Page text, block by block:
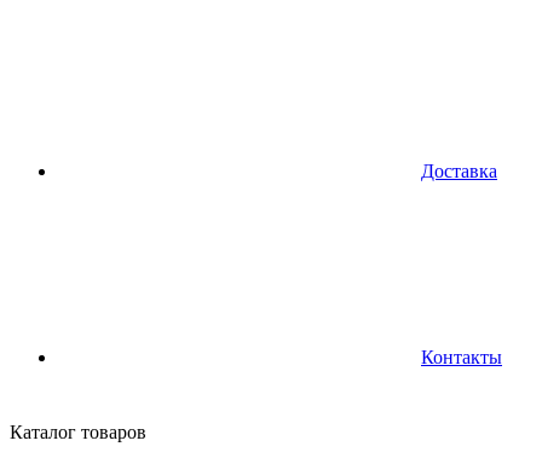
Доставка
Контакты
Каталог товаров